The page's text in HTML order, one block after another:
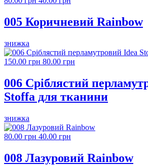
005 Коричневий Rainbow
знижка
150.00 грн 80.00 грн
006 Сріблястий
Stoffa для тканини
знижка
80.00 грн 40.00 грн
008 Лазуровий Rainbow